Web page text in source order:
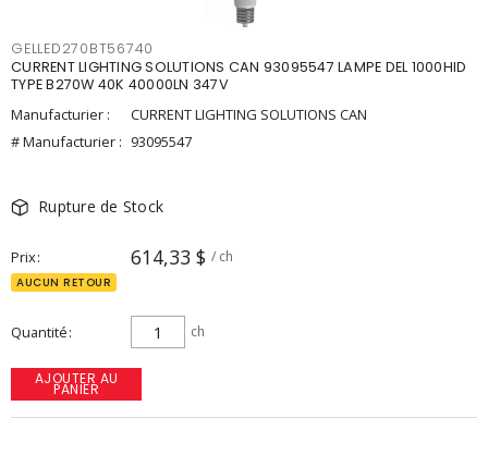
GELLED270BT56740
CURRENT LIGHTING SOLUTIONS CAN 93095547 LAMPE DEL 1000HID
TYPE B270W 40K 40000LN 347V
Manufacturier :
CURRENT LIGHTING SOLUTIONS CAN
# Manufacturier : 93095547
Rupture de Stock
Prix 614,33 $ / ch
AUCUN RETOUR
Quantité ch
AJOUTER AU
PANIER